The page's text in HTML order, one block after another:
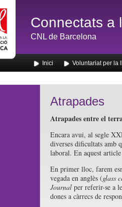
Connectats a
CNL de Barcelona
Inici Voluntariat per la
Atrapades
Atrapades entre el
Encara avui, al segle
diverses dificultats amb
laboral. En aquest
En primer lloc, farem
vegada en anglès (glass
Journalper referir-se a
dones a càrrecs de